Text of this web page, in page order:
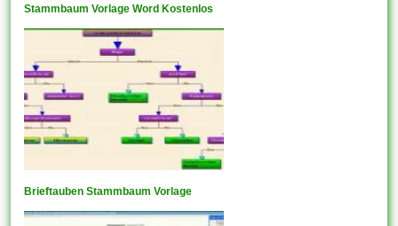
Stammbaum Vorlage Word Kostenlos
Brieftauben Stammbaum Vorlage